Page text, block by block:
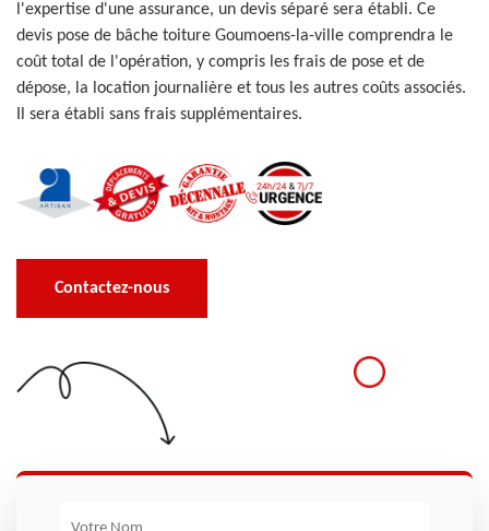
l'expertise d'une assurance, un devis séparé sera établi. Ce
devis pose de bâche toiture Goumoens-la-ville comprendra le
coût total de l'opération, y compris les frais de pose et de
dépose, la location journalière et tous les autres coûts associés.
Il sera établi sans frais supplémentaires.
Contactez-nous